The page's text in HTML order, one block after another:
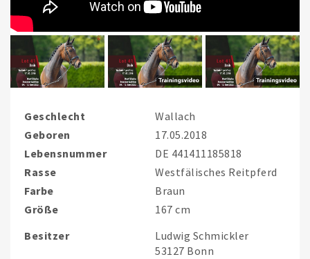
Geschlecht
Wallach
Geboren
17.05.2018
Lebensnummer
DE 441411185818
Rasse
Westfälisches Reitpferd
Farbe
Braun
Größe
167 cm
Besitzer
Ludwig Schmickler
53127 Bonn